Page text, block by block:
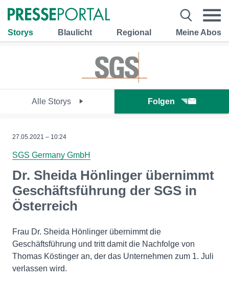
Storys Blaulicht Regional Meine Abos
Alle Storys Folgen
27.05.2021 – 10:24
SGS Germany GmbH
Dr. Sheida Hönlinger übernimmt
Geschäftsführung der SGS in
Österreich
Frau Dr. Sheida Hönlinger übernimmt die
Geschäftsführung und tritt damit die Nachfolge von
Thomas Köstinger an, der das Unternehmen zum 1. Juli
verlassen wird.